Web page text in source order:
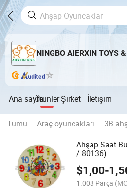
NINGBO AIERXIN TOYS
Ana sayfaÜrünlerŞirket İletişim
Tümü Araç oyuncakları 3B
Ahşap Saat
/ 80136)
$1,00-
1.008 Parça